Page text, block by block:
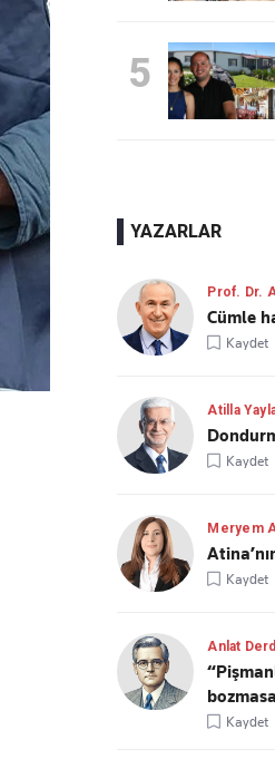
5
YAZARLAR
Prof. Dr.
Cümle
Kaydet
Atilla
Kaydet
Meryem
Kaydet
Anlat
Kaydet